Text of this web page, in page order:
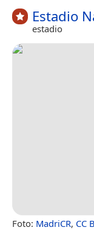
Estadio
estadio
Foto: MadriCR, CC